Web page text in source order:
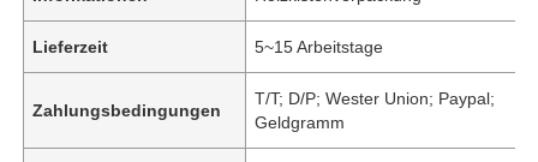
Lieferzeit 5~15 Arbeitstage
Zahlungsbedingungen
T/T; D/P; Wester Union; Paypal;
Geldgramm